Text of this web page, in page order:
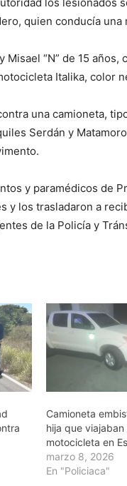
los lesionados
quien conducía
Misael “N” de 15
Italika, color
una camioneta,
Serdán y
y paramédicos de
y los trasladaron a
de la Policía y
Camioneta
hija que viajaban
motocicleta en
marzo 8, 2026
En "Policiaca"